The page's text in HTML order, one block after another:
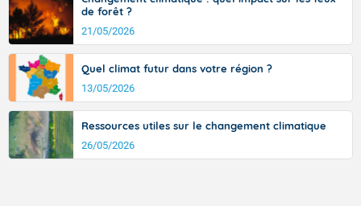
de forêt ?
21/05/2026
Quel climat futur dans votre région ?
13/05/2026
Ressources utiles sur le changement climatique
26/05/2026